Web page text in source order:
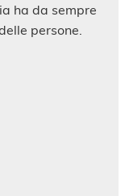
ha da sempre
persone.